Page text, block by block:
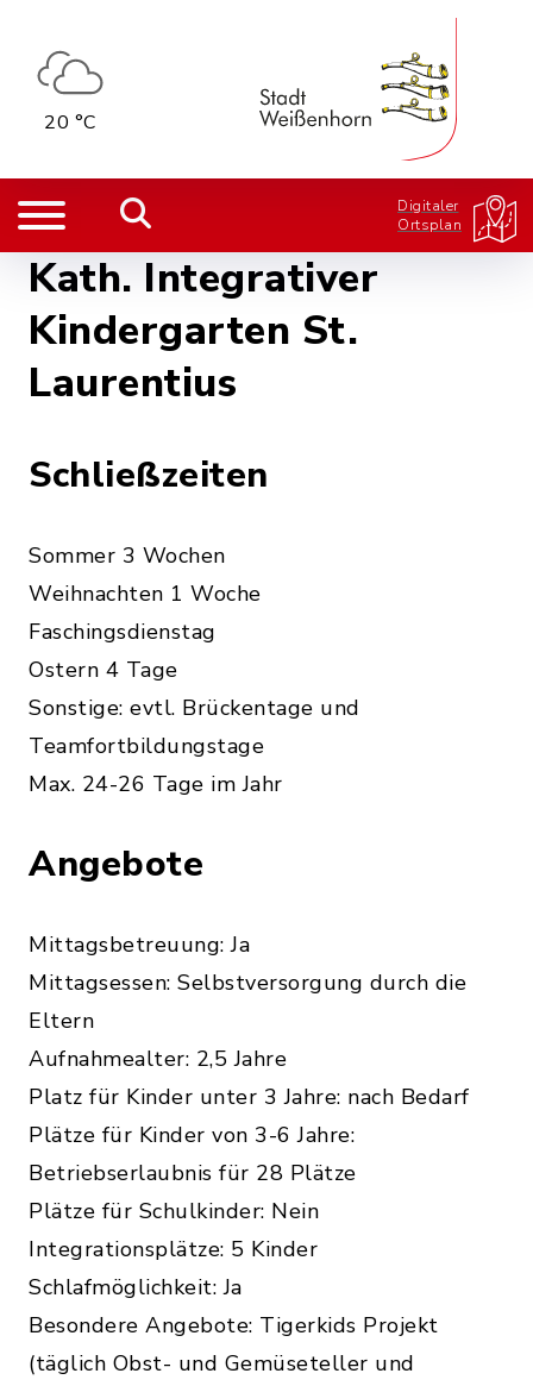
20 °C
Digitaler
Ortsplan
Kath. Integrativer
Kindergarten St.
Laurentius
Schließzeiten
Sommer 3 Wochen
Weihnachten 1 Woche
Faschingsdienstag
Ostern 4 Tage
Sonstige: evtl. Brückentage und
Teamfortbildungstage
Max. 24-26 Tage im Jahr
Angebote
Mittagsbetreuung: Ja
Mittagsessen: Selbstversorgung durch die
Eltern
Aufnahmealter: 2,5 Jahre
Platz für Kinder unter 3 Jahre: nach Bedarf
Plätze für Kinder von 3-6 Jahre:
Betriebserlaubnis für 28 Plätze
Plätze für Schulkinder: Nein
Integrationsplätze: 5 Kinder
Schlafmöglichkeit: Ja
Besondere Angebote: Tigerkids Projekt
(täglich Obst- und Gemüseteller und